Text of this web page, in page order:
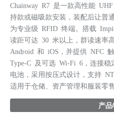
Chainway R7 是一款高性能
持款或磁吸款安装，装配后让普
为专业级 RFID 终端。搭载
读距可达 30 米以上，群读速率
Android 和 iOS，并提供 NFC
Type-C 及可选 Wi-Fi 6，连接稳
电池，采用按压式设计，支持
适用于仓储、资产管理和服装零
产品